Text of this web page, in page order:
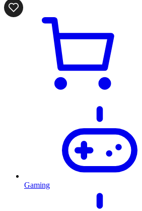
Gaming